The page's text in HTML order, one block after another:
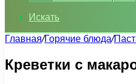
Искать
Главная/Горячие блюда/
Креветки с